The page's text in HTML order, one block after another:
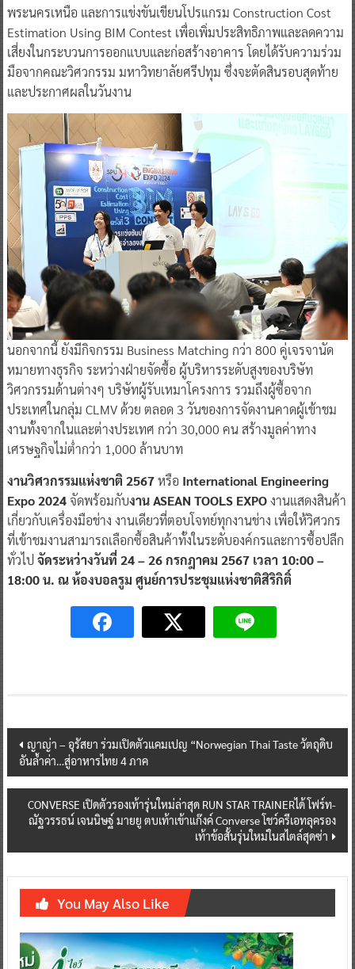
พระนครเหนือ และการแข่งขันเขียนโปรแกรม Construction Cost
Estimation Using BIM Contest เพื่อเพิ่มประสิทธิภาพและลดความ
เสี่ยงในกระบวนการออกแบบและก่อสร้างอาคาร โดยได้รับความร่วม
มือจากคณะวิศวกรรม มหาวิทยาลัยศรีปทุม ซึ่งจะตัดสินรอบสุดท้าย
และประกาศผลในวันงาน
นอกจากนี้ ยังมีกิจกรรม Business Matching กว่า 800 คู่เจรจานัด
หมายทางธุรกิจ ระหว่างฝ่ายจัดซื้อ ผู้บริหารระดับสูงของบริษัท
วิศวกรรมด้านต่างๆ บริษัทผู้รับเหมาโครงการ รวมถึงผู้ซื้อจาก
ประเทศในกลุ่ม CLMV ด้วย ตลอด 3 วันของการจัดงานคาดผู้เข้าชม
งานทั้งจากในและต่างประเทศ กว่า 30,000 คน สร้างมูลค่าทาง
เศรษฐกิจไม่ต่ำกว่า 1,000 ล้านบาท
งานวิศวกรรมแห่งชาติ 2567หรือ International Engineering
Expo 2024จัดพร้อมกับงาน ASEAN TOOLS EXPOงานแสดงสินค้า
เกี่ยวกับเครื่องมือช่าง งานเดียวที่ตอบโจทย์ทุกงานช่าง เพื่อให้วิศวกร
ที่เข้าชมงานสามารถเลือกซื้อสินค้าทั้งในระดับองค์กรและการซื้อปลีก
ทั่วไปจัดระหว่างวันที่ 24 – 26 กรกฎาคม 2567 เวลา 10:00 –
18:00 น. ณ ห้องบอลรูม ศูนย์การประชุมแห่งชาติสิริกิติ์
Post
navigation
ญาญ่า – อุรัสยา ร่วมเปิดตัวแคมเปญ “Norwegian Thai Taste วัตถุดิบ
อันล้ำค่า…สู่อาหารไทย 4 ภาค
CONVERSE เปิดตัวรองเท้ารุ่นใหม่ล่าสุด RUN STAR TRAINERได้ โฟร์ท-
ณัฐวรรธน์ เจนนิษฐ์ มายยู ตบเท้าเข้าแก๊งค์ Converse โชว์ครีเอทลุครอง
เท้าข้อสั้นรุ่นใหม่ในสไตล์สุดซ่า
You May Also Like